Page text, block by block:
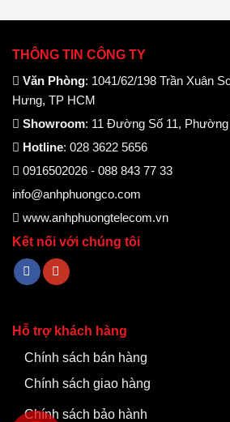
THÔNG TIN CÔNG TY
Văn Phòng: 1041/62/198 Trần Xuân
Hưng, TP HCM
Showroom: 11 Đường Số 11,
Hotline: 028 3622 5656
0916502026 - 088 843 77 33
info@anhphuongco.com
www.anhphuongtelecom.vn
Kết nối với chúng tôi
Hỗ trợ khách hàng
Chính sách bán hàng
Chính sách giao hàng
Chính sách bảo hành